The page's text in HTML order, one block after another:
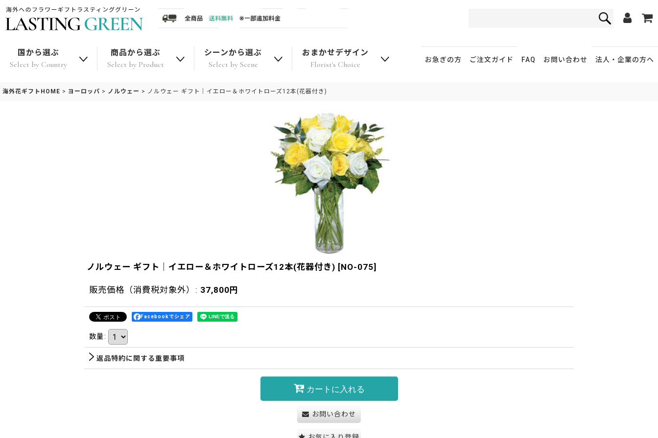
国から選ぶ
Select by Country
商品から選ぶ
Select by Product
シーンから選ぶ
Select by Scene
おまかせデザイン
Florist's Choice 法人・企業の方へ
ご注文ガイド
お急ぎの方 FAQ お問い合わせ
海外花ギフトHOME > ヨーロッパ > ノルウェー > ノルウェー ギフト｜イエロー＆ホワイトローズ12本(花器付き)
ノルウェー ギフト｜イエロー＆ホワイトローズ12本(花器付き) [NO-075]
販売価格（消費税対象外） : 37,800 円
Facebookでシェア
数量:
返品特約に関する重要事項
カートに入れる
お問い合わせ